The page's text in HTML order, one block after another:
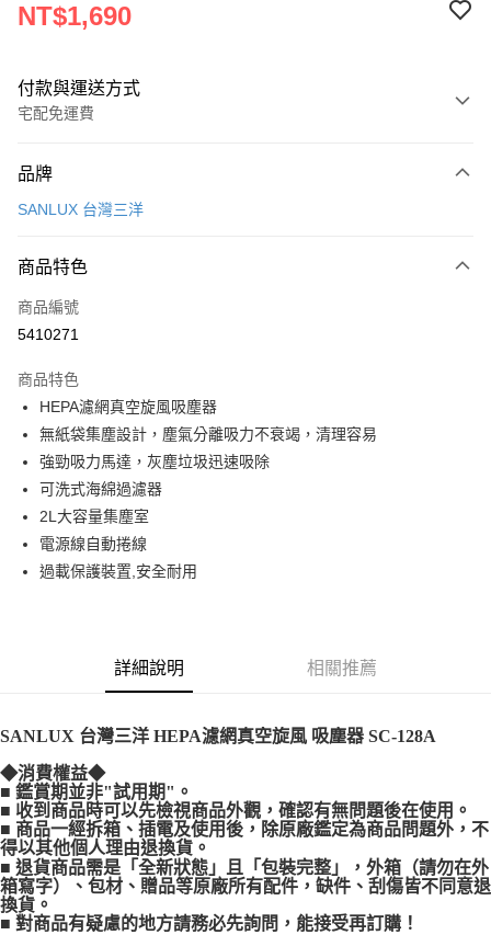
NT$1,690
付款與運送方式
宅配免運費
信用卡一次付款
3 期 0 利率 每期
合作金庫商業銀行
上海商業儲蓄銀行
臺灣中小企業銀行
匯豐（台灣）商業銀行
聯邦商業銀行
遠東國際商業銀行
元大商業銀行
永豐商業銀行
玉山商業銀行
台灣樂天信用卡公司
LINE Pay
Apple Pay
街口支付
悠遊付
ATM付款
運送方式
宅配
品牌
SANLUX 台灣三洋
商品特色
商品編號
5410271
商品特色
HEPA濾網真空旋風吸塵器
無紙袋集塵設計，塵氣分離吸力不衰竭，清理容易
強勁吸力馬達，灰塵垃圾迅速吸除
可洗式海綿過濾器
2L大容量集塵室
電源線自動捲線
過載保護裝置,安全耐用
詳細說明 相關推薦
SANLUX 台灣三洋 HEPA濾網真空旋風 吸塵器 SC-128A
◆消費權益◆
■ 鑑賞期並非"試用期"。
■ 收到商品時可以先檢視商品外觀，確認有無問題後在使用。
■ 商品一經拆箱、插電及使用後，除原廠鑑定為商品問題外，不
得以其他個人理由退換貨。
■ 退貨商品需是「全新狀態」且「包裝完整」，外箱（請勿在外
箱寫字）、包材、贈品等原廠所有配件，缺件、刮傷皆不同意退
換貨。
■ 對商品有疑慮的地方請務必先詢問，能接受再訂購！